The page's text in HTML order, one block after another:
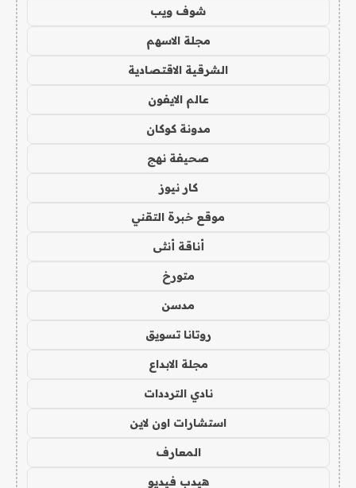
شوف ويب
مجلة الاسهم
الشرقية الاقتصادية
عالم الايفون
مدونة كوكان
صحيفة نهج
كار نيوز
موقع خبرة التقني
أناقة أنثى
متورخ
مدسن
روتانا تسويق
مجلة الابداع
نادي الترددات
استشارات اون لاين
المعارف
هيدب فيديو